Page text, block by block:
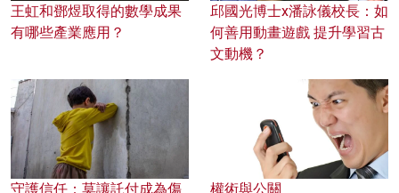
王虹和鄧煜取得的數學成果
有哪些產業應用？
邱國光博士x潘詠儀校長：如
何善用動畫遊戲 提升學習古
文動機？
守護信任：莫讓託付成為傷 權術與公關